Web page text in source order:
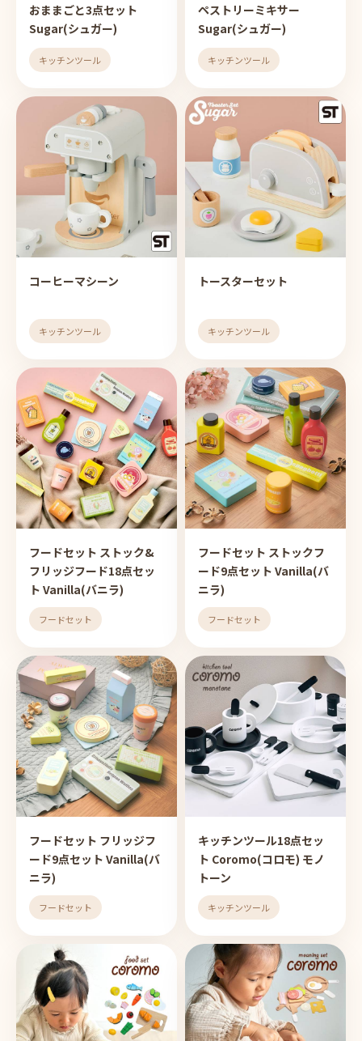
おままごと3点セット
Sugar(シュガー)
キッチンツール
ペストリーミキサー
Sugar(シュガー)
キッチンツール
コーヒーマシーン
キッチンツール
トースターセット
キッチンツール
フードセット ストック&
フリッジフード18点セッ
ト Vanilla(バニラ)
フードセット
フードセット ストックフ
ード9点セット Vanilla(バ
ニラ)
フードセット
フードセット フリッジフ
ード9点セット Vanilla(バ
ニラ)
フードセット
キッチンツール18点セッ
ト Coromo(コロモ) モノ
トーン
キッチンツール